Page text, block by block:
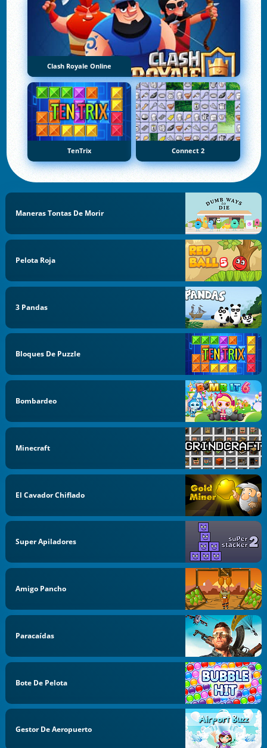
Clash Royale Online
TenTrix Connect 2
Maneras Tontas De Morir
Pelota Roja
3 Pandas
Bloques De Puzzle
Bombardeo
Minecraft
El Cavador Chiflado
Super Apiladores
Amigo Pancho
Paracaídas
Bote De Pelota
Gestor De Aeropuerto